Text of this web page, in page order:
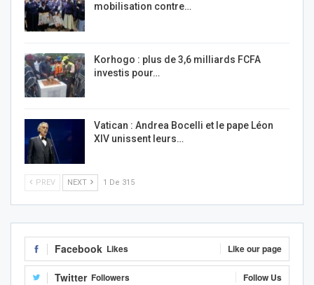
mobilisation contre…
Korhogo : plus de 3,6 milliards FCFA
investis pour…
Vatican : Andrea Bocelli et le pape Léon
XIV unissent leurs…
PREV NEXT 1 De 315
Facebook Likes Like our page
Twitter Followers Follow Us